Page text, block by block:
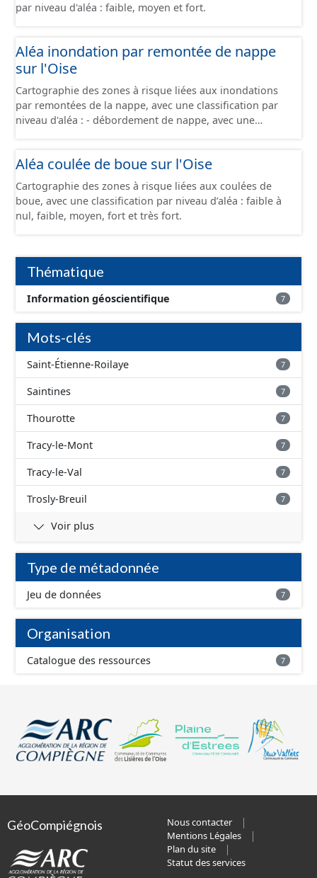
par niveau d'aléa : faible, moyen et fort.
Aléa inondation par remontée de nappe
sur l'Oise
Cartographie des zones à risque liées aux inondations
par remontées de la nappe, avec une classification par
niveau d'aléa : - débordement de nappe, avec une
faible - inondations de cave, avec une fiabilité forte -
inondations de cave, avec une fiabilité moyenne -
inondations de cave, avec une fiabilité faible -
inondations de cave, avec une fiabilité inconnue -
absence d'inondation, avec une fiabilité forte - absence
d'inondation, avec une fiabilité faible - absence
d'inondation, avec une fiabilité inconnue
Aléa coulée de boue sur l'Oise
Cartographie des zones à risque liées aux coulées de
boue, avec une classification par niveau d’aléa : faible à
nul, faible, moyen, fort et très fort.
Thématique
Information géoscientifique 7
Mots-clés
Saint-Étienne-Roilaye 7
Saintines 7
Thourotte 7
Tracy-le-Mont 7
Tracy-le-Val 7
Trosly-Breuil 7
Voir plus
Type de métadonnée
Jeu de données 7
Organisation
Catalogue des ressources 7
GéoCompiégnois
Nous contacter
Mentions Légales
Plan du site
Statut des services